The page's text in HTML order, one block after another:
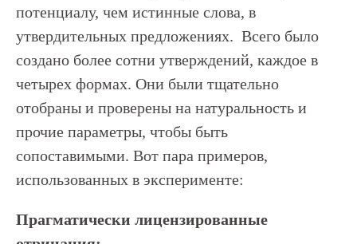
потенциалу, чем истинные слова, в
утвердительных предложениях. Всего было
создано более сотни утверждений, каждое в
четырех формах. Они были тщательно
отобраны и проверены на натуральность и
прочие параметры, чтобы быть
сопоставимыми. Вот пара примеров,
использованных в эксперименте:
Прагматически лицензированные